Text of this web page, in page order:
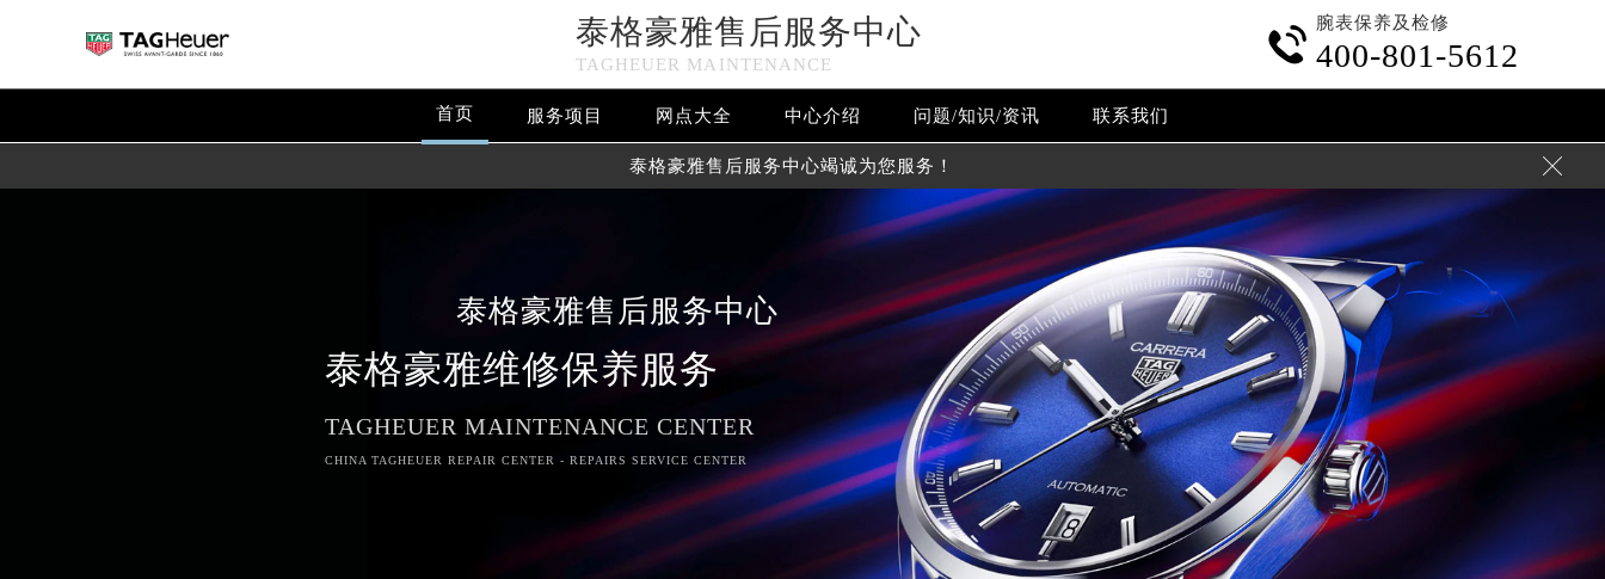
泰格豪雅售后服务中心
TAGHEUER MAINTENANCE

腕表保养及检修
400-801-5612
首页 服务项目 网点大全 中心介绍 问题/知识/资讯 联系我们
泰格豪雅售后服务中心竭诚为您服务！ 
泰格豪雅售后服务中心
泰格豪雅维修保养服务
TAGHEUER MAINTENANCE CENTER
CHINA TAGHEUER REPAIR CENTER - REPAIRS SERVICE CENTER